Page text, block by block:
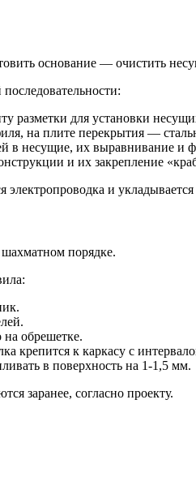
основание — очистить
разметки для установки
на плите перекрытия —
в несущие, их выравнивание и
и их закрепление
и укладывается
порядке.
на обрешетке.
крепится к каркасу с
в поверхность на 1-1,5 мм.
заранее, согласно проекту.